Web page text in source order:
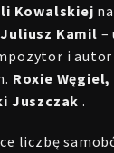
Kowalskiej
Juliusz Kamil –
i
Roxie Węgiel,
Juszczak .
liczbę